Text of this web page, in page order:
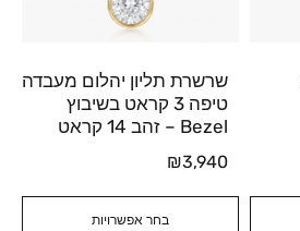
בחר אפשרויות
שרשרת תליון יהלום מעבדה
טיפה 3 קראט בשיבוץ
Bezel – זהב 14 קראט
₪3,940